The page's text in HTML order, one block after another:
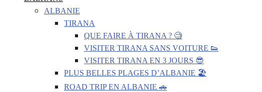
ALBANIE
TIRANA
QUE FAIRE À TIRANA ? 🧐
VISITER TIRANA SANS VOITURE 👟
VISITER TIRANA EN 3 JOURS 😎
PLUS BELLES PLAGES D’ALBANIE 🏖️
ROAD TRIP EN ALBANIE 🚗